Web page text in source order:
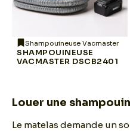
Shampouineuse Vacmaster
SHAMPOUINEUSE
VACMASTER DSCB2401
Louer une
Le matelas demande un